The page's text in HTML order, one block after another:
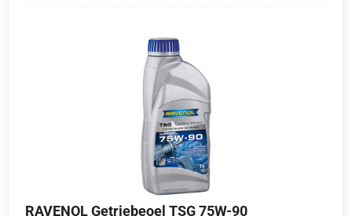
RAVENOL Getriebeoel TSG 75W-90